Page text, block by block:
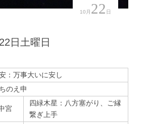
10月 22 日
日土曜日
：万事大いに安し
のえ申
宮
四緑木星：八方塞がり、ご縁
繋ぎ上手